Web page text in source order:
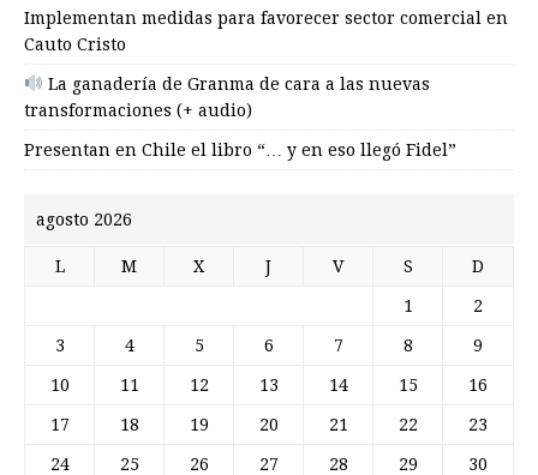
Implementan medidas para favorecer sector comercial en
Cauto Cristo
La ganadería de Granma de cara a las nuevas
transformaciones (+ audio)
Presentan en Chile el libro “… y en eso llegó Fidel”
agosto 2026
L M X J V S D
1 2
3 4 5 6 7 8 9
10 11 12 13 14 15 16
17 18 19 20 21 22 23
24 25 26 27 28 29 30